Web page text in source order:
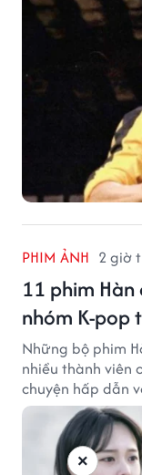
PHIM ẢNH 2 giờ
11 phim
nhóm K-pop
Những bộ phim
nhiều thành viên
chuyện hấp dẫn
trẻ và ước mơ.
×